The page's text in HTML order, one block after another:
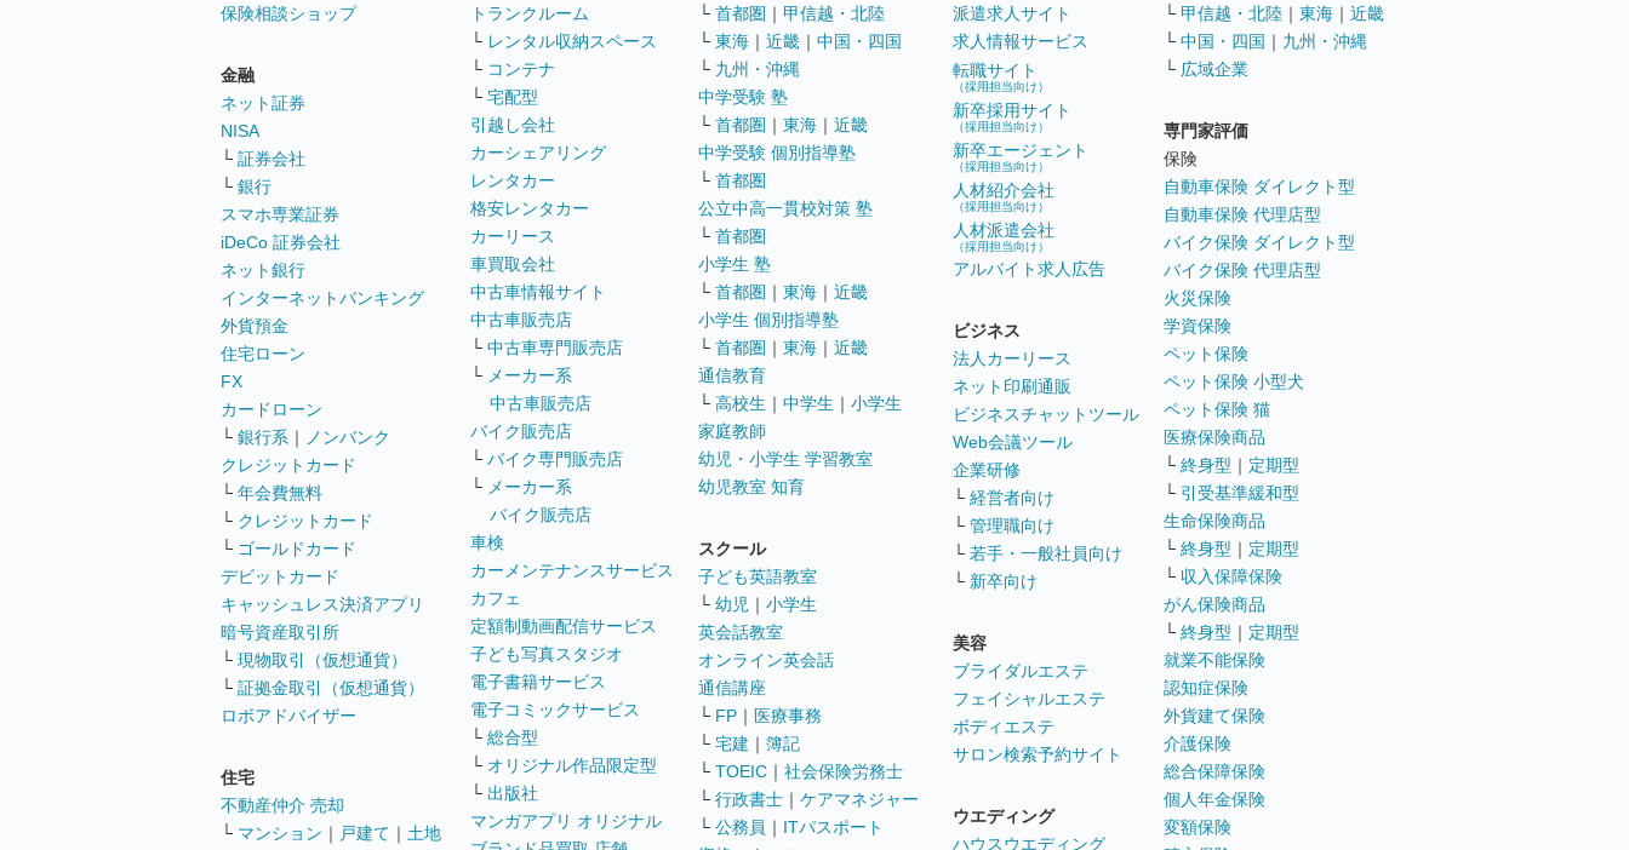
保険相談ショップ
金融
ネット証券
NISA
└ 証券会社
└ 銀行
スマホ専業証券
iDeCo 証券会社
ネット銀行
インターネットバンキング
外貨預金
住宅ローン
FX
カードローン
└ 銀行系 ｜
ノンバンク
クレジットカード
└ 年会費無料
└ クレジットカード
└ ゴールドカード
デビットカード
キャッシュレス決済アプリ
暗号資産取引所
└ 現物取引（仮想通貨）
└ 証拠金取引（仮想通貨）
ロボアドバイザー
住宅
不動産仲介 売却
└ マンション ｜ 戸建て ｜ 土地
トランクルーム
└ レンタル収納スペース
└ コンテナ
└ 宅配型
引越し会社
カーシェアリング
レンタカー
格安レンタカー
カーリース
車買取会社
中古車情報サイト
中古車販売店
└ 中古車専門販売店
└ メーカー系
中古車販売店
バイク販売店
└ バイク専門販売店
└ メーカー系
バイク販売店
車検
カーメンテナンスサービス
カフェ
定額制動画配信サービス
子ども写真スタジオ
電子書籍サービス
電子コミックサービス
└ 総合型
└ オリジナル作品限定型
└ 出版社
マンガアプリ オリジナル
└ 首都圏 ｜ 甲信越・北陸
└ 東海 ｜ 近畿 ｜ 中国・四国
└ 九州・沖縄
中学受験 塾
└ 首都圏 ｜ 東海 ｜ 近畿
中学受験 個別指導塾
└ 首都圏
公立中高一貫校対策 塾
└ 首都圏
小学生 塾
└ 首都圏 ｜ 東海 ｜ 近畿
小学生 個別指導塾
└ 首都圏 ｜ 東海 ｜ 近畿
通信教育
└ 高校生 ｜ 中学生 ｜ 小学生
家庭教師
幼児・小学生 学習教室
幼児教室 知育
スクール
子ども英語教室
└ 幼児 ｜ 小学生
英会話教室
オンライン英会話
通信講座
└ FP ｜ 医療事務
└ 宅建 ｜ 簿記
└ TOEIC ｜ 社会保険労務士
└ 行政書士 ｜ ケアマネジャー
└ 公務員 ｜ ITパスポート
派遣求人サイト
求人情報サービス
転職サイト
（採用担当向け）
新卒採用サイト
（採用担当向け）
新卒エージェント
（採用担当向け）
人材紹介会社
（採用担当向け）
人材派遣会社
（採用担当向け）
アルバイト求人広告
ビジネス
法人カーリース
ネット印刷通販
ビジネスチャットツール
Web会議ツール
企業研修
└ 経営者向け
└ 管理職向け
└ 若手・一般社員向け
└ 新卒向け
美容
ブライダルエステ
フェイシャルエステ
ボディエステ
サロン検索予約サイト
ウエディング
ハウスウエディング
└ 甲信越・北陸 ｜ 東海 ｜ 近畿
└ 中国・四国 ｜ 九州・沖縄
└ 広域企業
専門家評価
保険
自動車保険 ダイレクト型
自動車保険 代理店型
バイク保険 ダイレクト型
バイク保険 代理店型
火災保険
学資保険
ペット保険
ペット保険 小型犬
ペット保険 猫
医療保険商品
└ 終身型 ｜ 定期型
└ 引受基準緩和型
生命保険商品
└ 終身型 ｜ 定期型
└ 収入保障保険
がん保険商品
└ 終身型 ｜ 定期型
就業不能保険
認知症保険
外貨建て保険
介護保険
総合保障保険
個人年金保険
変額保険